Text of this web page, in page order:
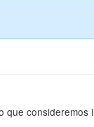
que consideremos